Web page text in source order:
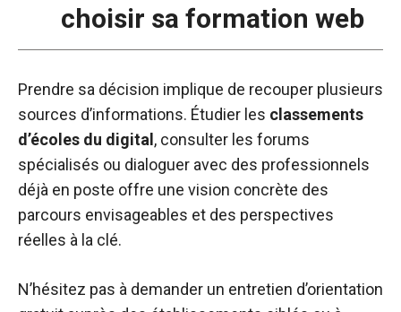
choisir sa formation web
Prendre sa décision implique de recouper plusieurs
sources d’informations. Étudier les classements
d’écoles du digital , consulter les forums
spécialisés ou dialoguer avec des professionnels
déjà en poste offre une vision concrète des
parcours envisageables et des perspectives
réelles à la clé.
N’hésitez pas à demander un entretien d’orientation